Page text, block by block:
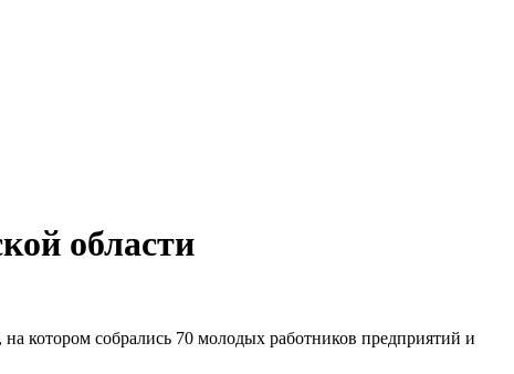
области
котором собрались 70 молодых работников предприятий и